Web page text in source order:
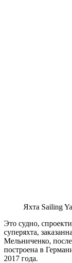
Яхта Sailing
Это судно,
суперяхта,
Мельниченко,
построена в
2017 года.